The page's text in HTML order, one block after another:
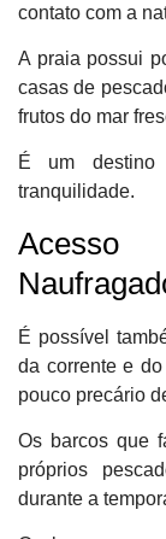
contato com a
A praia possui
casas de
frutos do mar
É um destino
tranquilidade.
É possível
da corrente e
pouco precário
Os barcos que
próprios
durante a